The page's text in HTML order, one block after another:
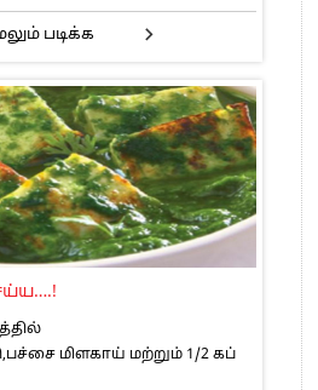
படிக்க
மிளகாய் மற்றும் 1/2 கப்